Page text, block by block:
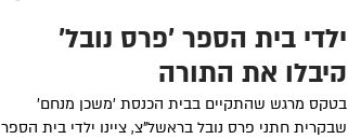
ילדי בית הספר 'פרס נובל'
קיבלו את התורה
בטקס מרגש שהתקיים בבית הכנסת 'משכן מנחם'
שבקרית חתני פרס נובל בראשל"צ, ציינו ילדי בית הספר